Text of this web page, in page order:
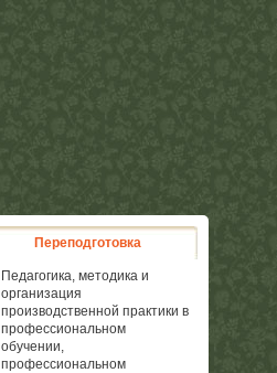
Переподготовка
Педагогика, методика и
организация
производственной практики в
профессиональном
обучении,
профессиональном